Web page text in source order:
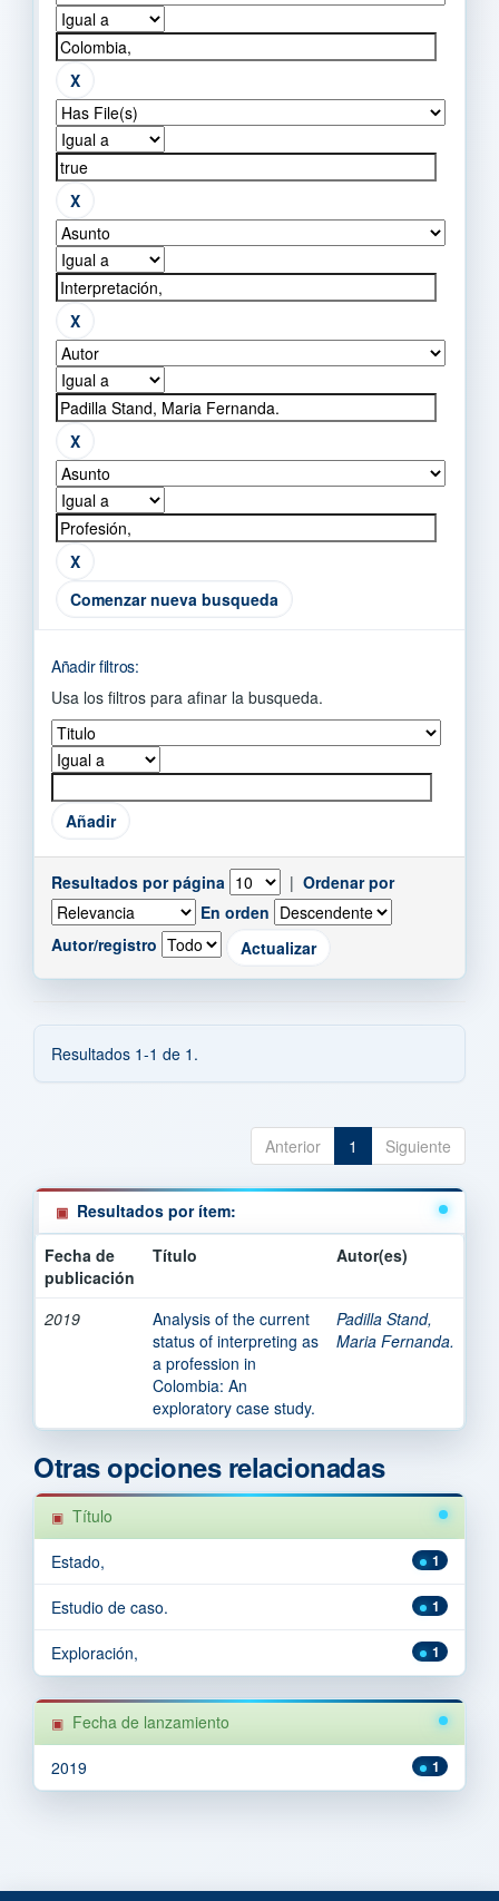
Comenzar nueva busqueda
Añadir filtros:
Usa los filtros para afinar la busqueda.
Resultados por página | Ordenar por
En orden
Autor/registro
Resultados 1-1 de 1.
Anterior 1 Siguiente
Resultados por ítem:
Fecha de
publicación
Título Autor(es)
2019
Analysis of the current
status of interpreting as
a profession in
Colombia: An
exploratory case study.
Padilla Stand,
Maria Fernanda.
Otras opciones relacionadas
Título
1
Estado,
1
Estudio de caso.
1
Exploración,
Fecha de lanzamiento
1
2019